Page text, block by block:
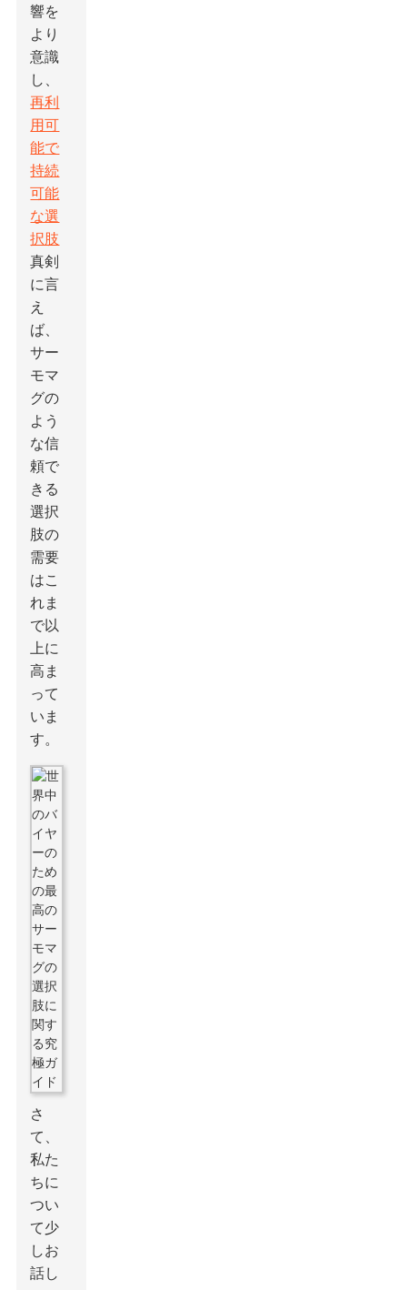
響を
より
意識
し、
再利
用可
能で
持続
可能
な選
択肢
真剣
に言
え
ば、
サー
モマ
グの
よう
な信
頼で
きる
選択
肢の
需要
はこ
れま
で以
上に
高ま
って
いま
す。
さ
て、
私た
ちに
つい
て少
しお
話し